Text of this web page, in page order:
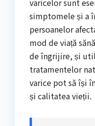
simptomele și a
persoanelor
mod de viață
de îngrijire, și
tratamentelor
varice pot să își
și calitatea vieții.